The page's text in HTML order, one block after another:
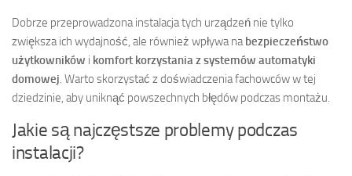
Dobrze przeprowadzona instalacja tych urządzeń nie tylko
zwiększa ich wydajność, ale również wpływa na bezpieczeństwo
użytkowników i komfort korzystania z systemów automatyki
domowej . Warto skorzystać z doświadczenia fachowców w tej
dziedzinie, aby uniknąć powszechnych błędów podczas montażu.
Jakie są najczęstsze problemy podczas
instalacji?